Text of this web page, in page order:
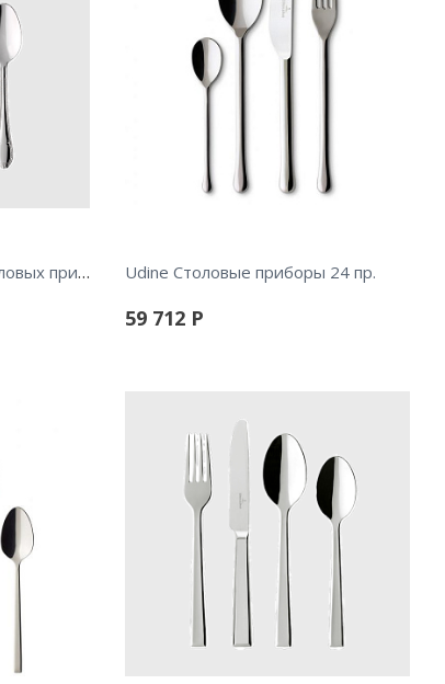
Mademoiselle Набор столовых приборов, 24 предмета Udine Столовые приборы 24 пр.
59 712 Р